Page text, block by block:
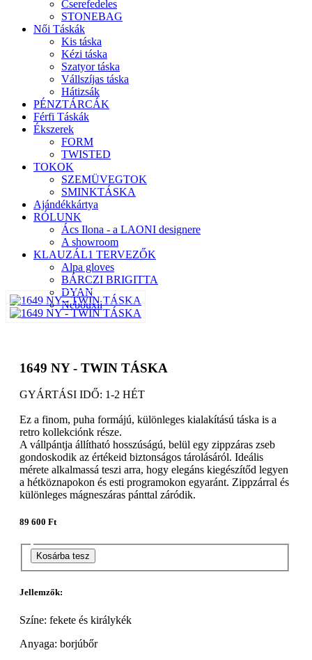
Cserefedeles
STONEBAG
Női Táskák
Kis táska
Kézi táska
Szatyor táska
Vállszíjas táska
Hátizsák
PÉNZTÁRCÁK
Férfi Táskák
Ékszerek
FORM
TWISTED
TOKOK
SZEMÜVEGTOK
SMINKTÁSKA
Ajándékkártya
RÓLUNK
Ács Ilona - a LAONI designere
A showroom
KLAUZÁL1 TERVEZŐK
Alpa gloves
BÁRCZI BRIGITTA
DYAN
Nebouxii
1649 NY - TWIN TÁSKA
GYÁRTÁSI IDŐ: 1-2 HÉT
Ez a finom, puha formájú, különleges kialakítású táska is a
retro kollekciónk része.
A vállpántja állítható hosszúságú, belül egy zippzáras zseb
gondoskodik az értékeid biztonságos tárolásáról. Ideális
mérete alkalmassá teszi arra, hogy elegáns kiegészítőd legyen
a hétköznapokon és esti programokon egyaránt. Zippzárral és
különleges mágneszáras pánttal záródik.
89 600 Ft
Kosárba tesz
Jellemzők:
Színe: fekete és királykék
Anyaga: borjúbőr